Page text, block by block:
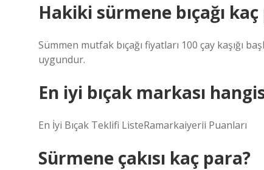
Hakiki sürmene bıçağı
Sümmen mutfak bıçağı fiyatları 100 çay kaşığı
uygundur.
En iyi bıçak markası
En İyi Bıçak Teklifi ListeRamarkaiyerii Puanları
Sürmene çakısı kaç para?